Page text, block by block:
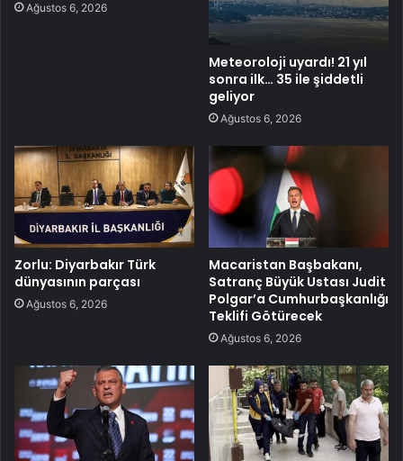
Ağustos 6, 2026
Meteoroloji uyardı! 21 yıl
sonra ilk… 35 ile şiddetli
geliyor
Ağustos 6, 2026
Zorlu: Diyarbakır Türk
dünyasının parçası
Ağustos 6, 2026
Macaristan Başbakanı,
Satranç Büyük Ustası Judit
Polgar’a Cumhurbaşkanlığı
Teklifi Götürecek
Ağustos 6, 2026